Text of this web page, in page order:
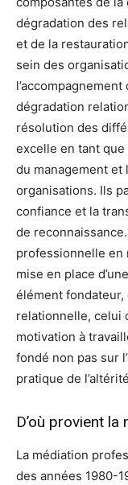
dégradation des
et de la
sein des
dégradation
résolution des
excelle en tant que
du management et
organisations. Ils
confiance et la
de
professionnelle en
mise en place
élément
relationnelle, celui
motivation à
fondé non pas sur
pratique de
D’où provient
La médiation
des années 1980-